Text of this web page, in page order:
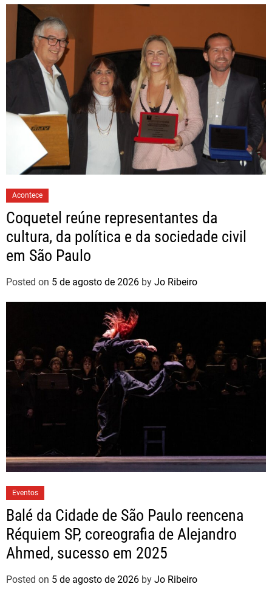
Acontece
Coquetel reúne representantes da
cultura, da política e da sociedade civil
em São Paulo
Posted on 5 de agosto de 2026 by Jo Ribeiro
Eventos
Balé da Cidade de São Paulo reencena
Réquiem SP, coreografia de Alejandro
Ahmed, sucesso em 2025
Posted on 5 de agosto de 2026 by Jo Ribeiro